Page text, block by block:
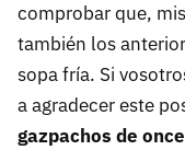
comprobar que,
también los
sopa fría. Si
a agradecer este
gazpachos de